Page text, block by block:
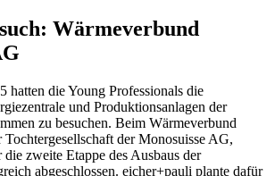
Wärmeverbund
hatten die Young Professionals die
und Produktionsanlagen der
zu besuchen. Beim Wärmeverbund
Tochtergesellschaft der Monosuisse AG,
zweite Etappe des Ausbaus der
abgeschlossen. eicher+pauli plante dafür